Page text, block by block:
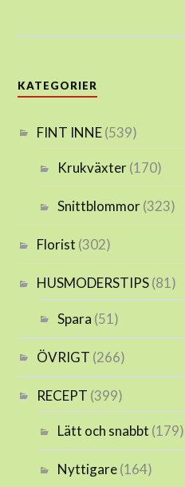
KATEGORIER
FINT INNE(539)
Krukväxter(170)
Snittblommor(323)
Florist (302)
HUSMODERSTIPS(81)
Spara (51)
ÖVRIGT (266)
RECEPT (399)
Lätt och snabbt (179)
Nyttigare(164)